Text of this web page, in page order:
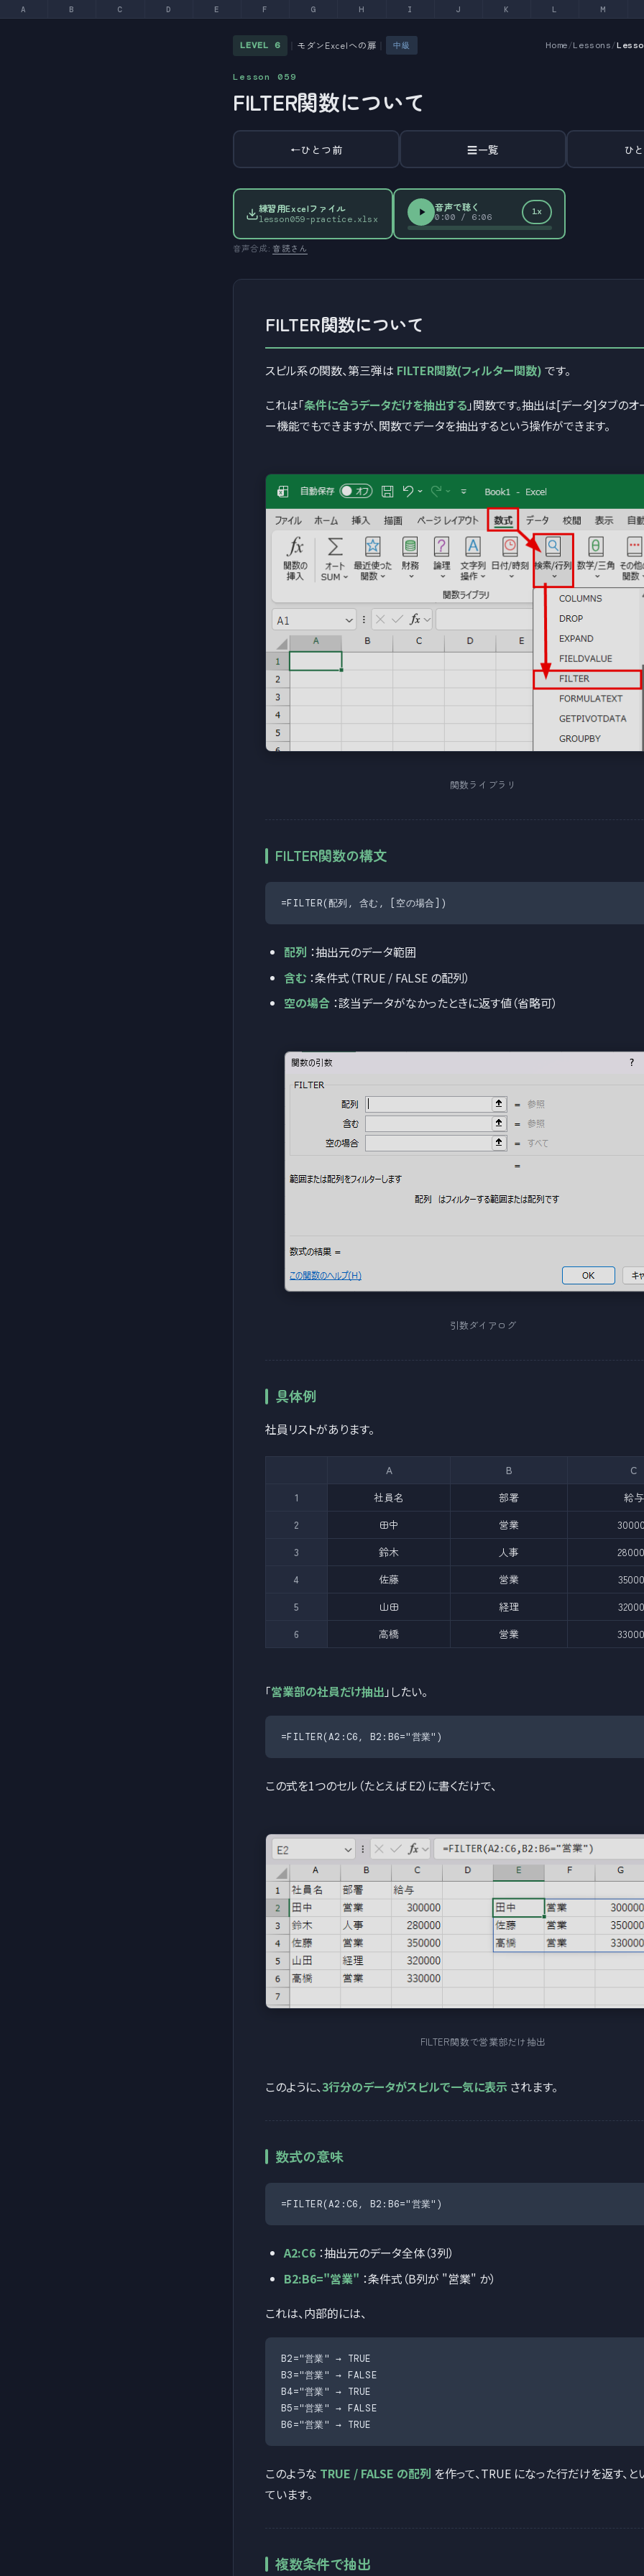
A B C D E F G H I J K L M
LEVEL 6 モダンExcelへの扉 中級 Home/Lessons/
Lesson 059
FILTER関数について
←ひとつ前 ☰一覧 ひ
練習用Excelファイル
lesson059-practice.xlsx
音声で聴く
0:00 / 6:06 1x
音声合成:音読さん
FILTER関数について
スピル系の関数、第三弾は FILTER関数(フィルター関数) です。
これは「条件に合うデータだけを抽出する 」関数です。抽出は[データ]タブのオ
ー機能でもできますが、関数でデータを抽出するという操作ができます。
関数ライブラリ
FILTER関数の構文
=FILTER(配列, 含む, [空の場合])
配列 ：抽出元のデータ範囲
含む：条件式（TRUE / FALSE の配列）
空の場合：該当データがなかったときに返す値（省略可）
引数ダイアログ
具体例
社員リストがあります。
A B
C
1
社員名 部署
給与
2
田中 営業
3
鈴木 人事
4
佐藤 営業
5
山田 経理
6
高橋 営業
「営業部の社員だけ抽出 」したい。
=FILTER(A2:C6, B2:B6="営業")
この式を1つのセル（たとえば E2）に書くだけで、
FILTER関数で営業部だけ抽出
このように、3行分のデータがスピルで一気に表示 されます。
数式の意味
=FILTER(A2:C6, B2:B6="営業")
A2:C6：抽出元のデータ全体（3列）
B2:B6="営業" ：条件式（B列が "営業" か）
これは、内部的には、
B2="営業" → TRUE
B3="営業" → FALSE
B4="営業" → TRUE
B5="営業" → FALSE
B6="営業" → TRUE
このような TRUE / FALSE の配列 を作って、TRUE になった行だけを返す、と
ています。
複数条件で抽出